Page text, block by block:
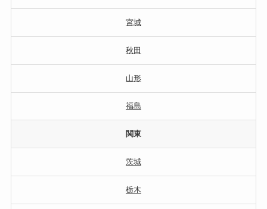
宮城
秋田
山形
福島
関東
茨城
栃木